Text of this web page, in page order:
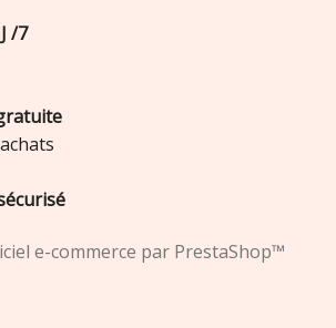
/7
e-commerce par PrestaShop™